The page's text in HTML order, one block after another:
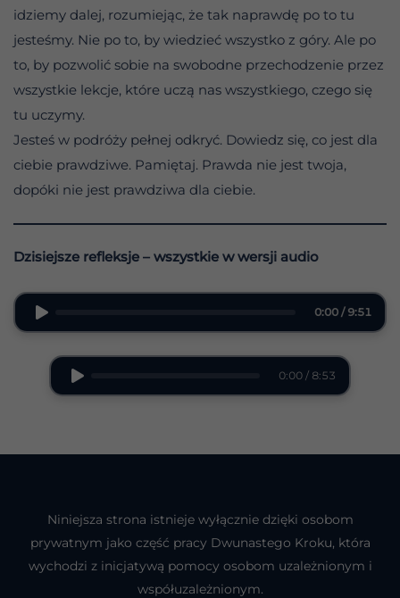
idziemy dalej, rozumiejąc, że tak naprawdę po to tu
jesteśmy. Nie po to, by wiedzieć wszystko z góry. Ale po
to, by pozwolić sobie na swobodne przechodzenie przez
wszystkie lekcje, które uczą nas wszystkiego, czego się
tu uczymy.
Jesteś w podróży pełnej odkryć. Dowiedz się, co jest dla
ciebie prawdziwe. Pamiętaj. Prawda nie jest twoja,
dopóki nie jest prawdziwa dla ciebie.
Dzisiejsze refleksje – wszystkie w wersji audio
0:00 / 9:51
0:00 / 8:53
Niniejsza strona istnieje wyłącznie dzięki osobom
prywatnym jako część pracy Dwunastego Kroku, która
wychodzi z inicjatywą pomocy osobom uzależnionym i
współuzależnionym.